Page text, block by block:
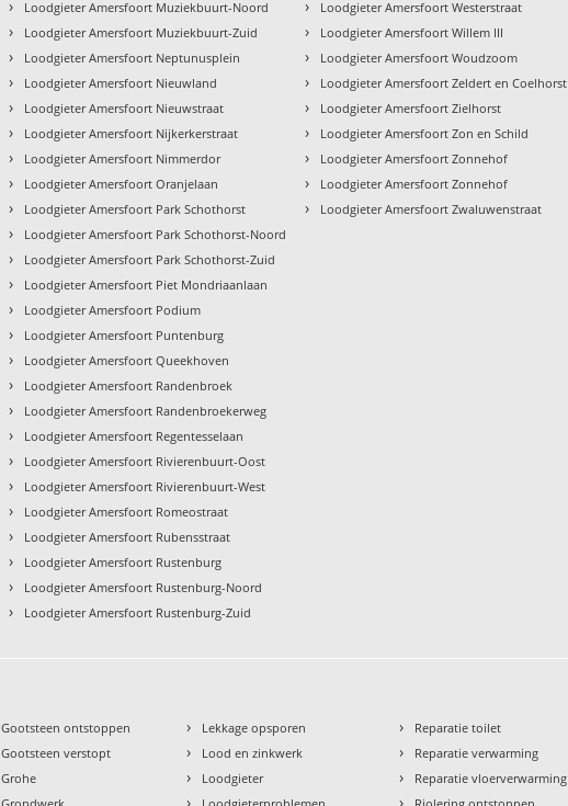
› Loodgieter Amersfoort Muziekbuurt-Noord
› Loodgieter Amersfoort Muziekbuurt-Zuid
› Loodgieter Amersfoort Neptunusplein
› Loodgieter Amersfoort Nieuwland
› Loodgieter Amersfoort Nieuwstraat
› Loodgieter Amersfoort Nijkerkerstraat
› Loodgieter Amersfoort Nimmerdor
› Loodgieter Amersfoort Oranjelaan
› Loodgieter Amersfoort Park Schothorst
› Loodgieter Amersfoort Park Schothorst-Noord
› Loodgieter Amersfoort Park Schothorst-Zuid
› Loodgieter Amersfoort Piet Mondriaanlaan
› Loodgieter Amersfoort Podium
› Loodgieter Amersfoort Puntenburg
› Loodgieter Amersfoort Queekhoven
› Loodgieter Amersfoort Randenbroek
› Loodgieter Amersfoort Randenbroekerweg
› Loodgieter Amersfoort Regentesselaan
› Loodgieter Amersfoort Rivierenbuurt-Oost
› Loodgieter Amersfoort Rivierenbuurt-West
› Loodgieter Amersfoort Romeostraat
› Loodgieter Amersfoort Rubensstraat
› Loodgieter Amersfoort Rustenburg
› Loodgieter Amersfoort Rustenburg-Noord
› Loodgieter Amersfoort Rustenburg-Zuid
› Loodgieter Amersfoort Westerstraat
› Loodgieter Amersfoort Willem III
› Loodgieter Amersfoort Woudzoom
› Loodgieter Amersfoort Zeldert en Coelhorst
› Loodgieter Amersfoort Zielhorst
› Loodgieter Amersfoort Zon en Schild
› Loodgieter Amersfoort Zonnehof
› Loodgieter Amersfoort Zonnehof
› Loodgieter Amersfoort Zwaluwenstraat
Gootsteen ontstoppen
Gootsteen verstopt
Grohe
› Lekkage opsporen
› Lood en zinkwerk
› Loodgieter
›
› Reparatie toilet
› Reparatie verwarming
› Reparatie vloerverwarming
›